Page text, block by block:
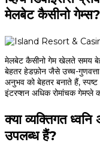
मेलबेट कैसीनो गेम्स?
मेलबेट कैसीनो गेम खेलते समय
बेहतर हेडफ़ोन जैसे उच्च-
अनुभव को बेहतर बनाते हैं, स्पष्ट
इंटरप्शन अधिक रोमांचक गेमप्ले
क्या व्यक्तिगत
उपलब्ध हैं?